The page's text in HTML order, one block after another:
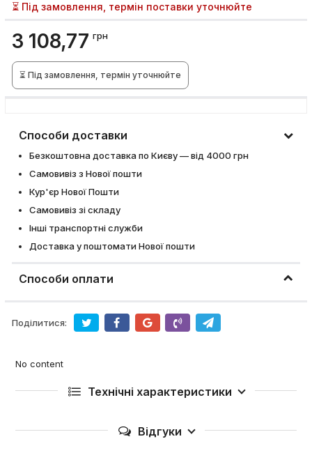
⏳ Під замовлення, термін поставки уточнюйте
3 108,77 грн
⏳ Під замовлення, термін уточнюйте
Способи доставки
Безкоштовна доставка по Києву — від 4000 грн
Самовивіз з Нової пошти
Кур'єр Нової Пошти
Самовивіз зі складу
Інші транспортні служби
Доставка у поштомати Нової пошти
Способи оплати
Поділитися:
No content
Технічні характеристики
Відгуки